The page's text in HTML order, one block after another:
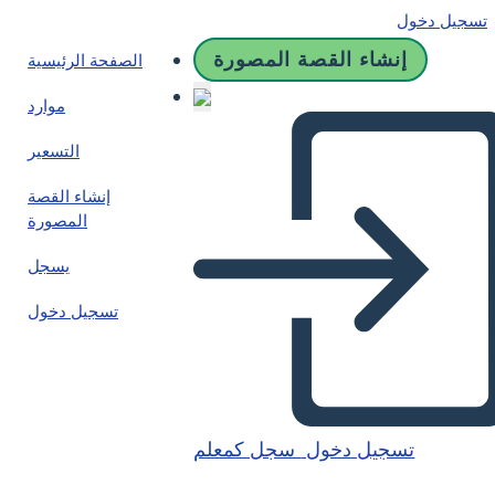
تسجيل دخول
الصفحة الرئيسية
موارد
التسعير
إنشاء القصة
المصورة
يسجل
تسجيل دخول
إنشاء القصة المصورة
تسجيل دخول سجل كمعلم